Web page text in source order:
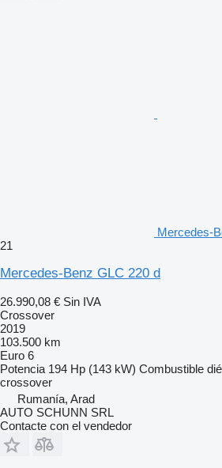
Mercedes-
21
Mercedes-Benz GLC 220 d
26.990,08 € Sin IVA
Crossover
2019
103.500 km
Euro 6
Potencia 194 Hp (143 kW) Combustible
crossover
Rumanía, Arad
AUTO SCHUNN SRL
Contacte con el vendedor